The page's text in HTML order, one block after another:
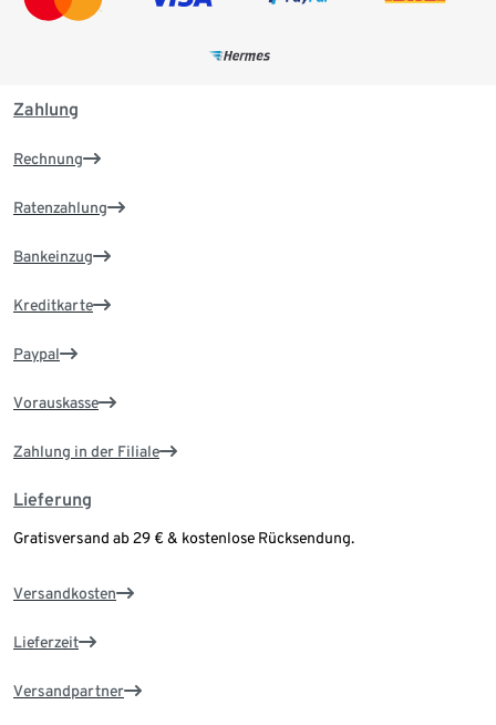
Zahlung
Rechnung
Ratenzahlung
Bankeinzug
Kreditkarte
Paypal
Vorauskasse
Zahlung in der Filiale
Lieferung
Gratisversand ab 29 € & kostenlose Rücksendung.
Versandkosten
Lieferzeit
Versandpartner